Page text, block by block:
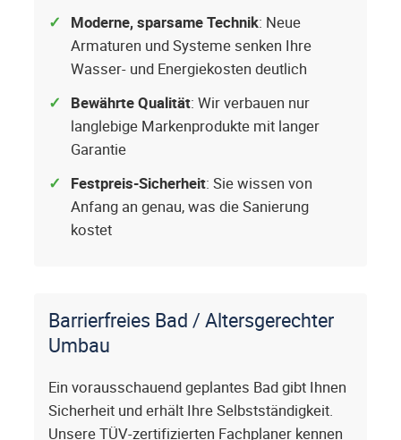
Moderne, sparsame Technik: Neue
Armaturen und Systeme senken Ihre
Wasser- und Energiekosten deutlich
Bewährte Qualität: Wir verbauen nur
langlebige Markenprodukte mit langer
Garantie
Festpreis-Sicherheit: Sie wissen von
Anfang an genau, was die Sanierung
kostet
Barrierfreies Bad / Altersgerechter
Umbau
Ein vorausschauend geplantes Bad gibt Ihnen
Sicherheit und erhält Ihre Selbstständigkeit.
Unsere TÜV-zertifizierten Fachplaner kennen